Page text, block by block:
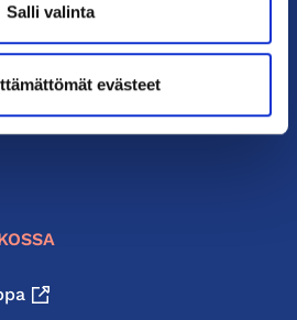
Salli valinta
evästeet